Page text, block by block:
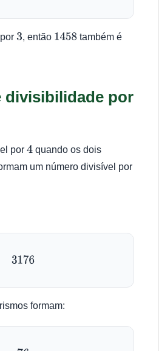
3, então 1458 também é
divisibilidade por
por 4quando os dois
um número divisível por
3176
formam: